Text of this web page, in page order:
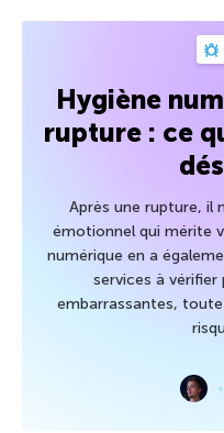
Hygiène
rupture : ce
Après une rupture, il
émotionnel qui mérite
numérique en a
services à
embarrassantes,